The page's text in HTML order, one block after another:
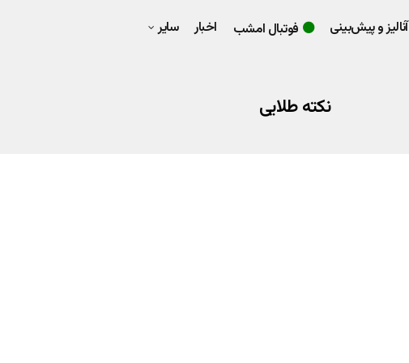
آنالیز و پیش‌بینی فوتبال امشب اخبار سایر
نکته طلایی